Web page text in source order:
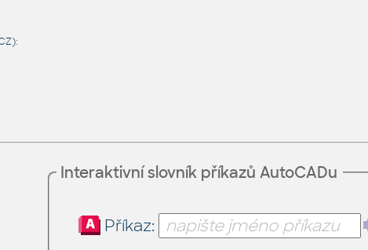
Interaktivní slovník příkazů AutoCADu
Příkaz: